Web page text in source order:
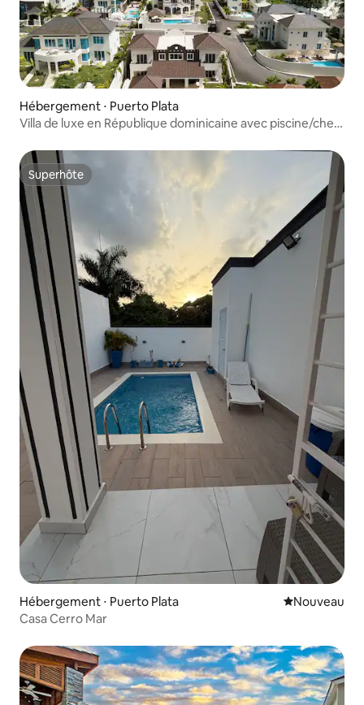
Hébergement ⋅ Puerto Plata
Villa de luxe en République dominicaine avec piscine/chef
Superhôte
Superhôte
Hébergement ⋅ Puerto Plata Nouvel
Nouveau
Casa Cerro Mar